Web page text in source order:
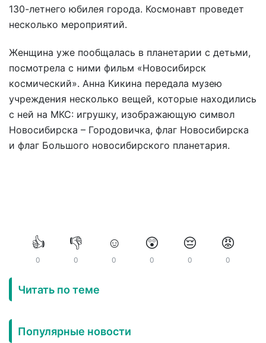
130-летнего юбилея города. Космонавт проведет
несколько мероприятий.
Женщина уже пообщалась в планетарии с детьми,
посмотрела с ними фильм «Новосибирск
космический». Анна Кикина передала музею
учреждения несколько вещей, которые находились
с ней на МКС: игрушку, изображающую символ
Новосибирска – Городовичка, флаг Новосибирска
и флаг Большого новосибирского планетария.
👍
0
👎
0
☺️
0
😲
0
😔
0
😡
0
Читать по теме
Популярные новости